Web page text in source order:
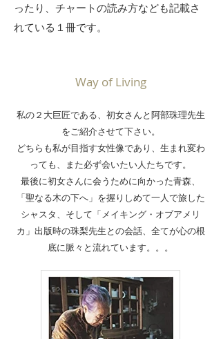
ったり、チャートの読み方なども記載さ
れている１冊です。
Way of Living
私の２大巨匠である、初女さんと阿部珠理先生
をご紹介させて下さい。
どちらも私が目指す女性像であり、生まれ変わ
っても、また必ず会いたい人たちです。
最後に初女さんに会うために向かった青森、
「聖なる木の下へ」を握りしめて一人で旅した
シャスタ、そして「メイキング・オブアメリ
カ」出版時の珠梨先生との会話、全てが心の根
底に脈々と流れています。。。